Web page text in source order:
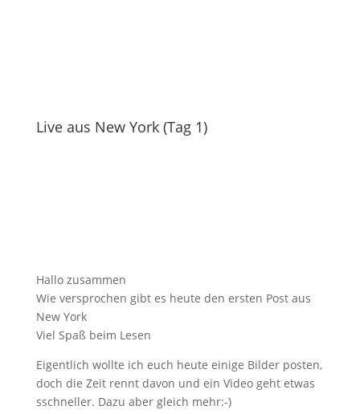
Live aus New York (Tag 1)
Hallo zusammen
Wie versprochen gibt es heute den ersten Post aus
New York
Viel Spaß beim Lesen
Eigentlich wollte ich euch heute einige Bilder posten,
doch die Zeit rennt davon und ein Video geht etwas
sschneller. Dazu aber gleich mehr:-)